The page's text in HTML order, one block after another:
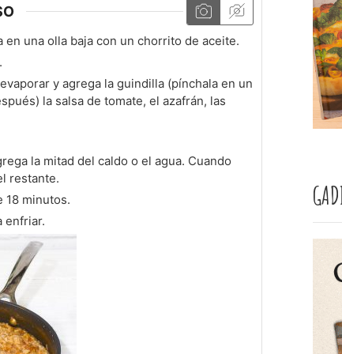
en una olla baja con un chorrito de aceite.
y agrega la guindilla (pínchala en un
la salsa de tomate, el azafrán, las
la mitad del caldo o el agua. Cuando
restante.
18 minutos.
enfriar.